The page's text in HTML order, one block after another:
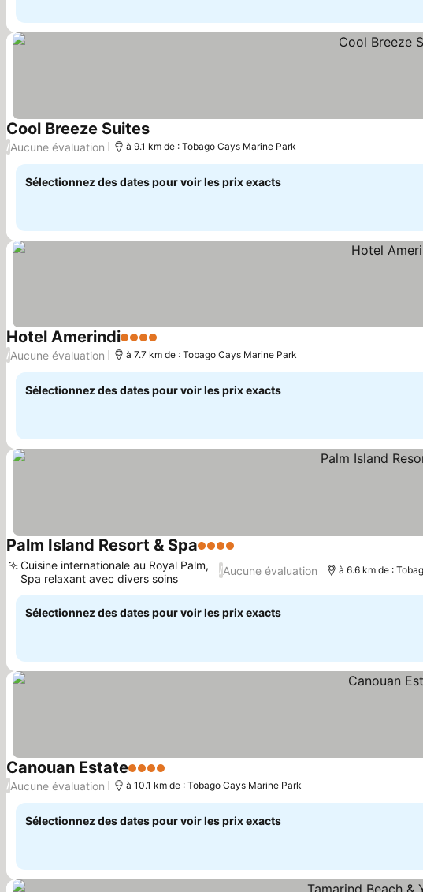
Cool Breeze Suites
/Aucune évaluation à 9.1 km de : Tobago Cays Marine Park
Sélectionnez des dates pour voir les prix exacts
Hotel Amerindi4 Étoiles
/Aucune évaluation à 7.7 km de : Tobago Cays Marine Park
Sélectionnez des dates pour voir les prix exacts
Palm Island Resort & Spa4 Étoiles
/Aucune évaluation
Cuisine internationale au Royal Palm,
Spa relaxant avec divers soins
à 6.6 km de :
Sélectionnez des dates pour voir les prix exacts
Canouan Estate4 Étoiles
/Aucune évaluation à 10.1 km de : Tobago Cays Marine Park
Sélectionnez des dates pour voir les prix exacts